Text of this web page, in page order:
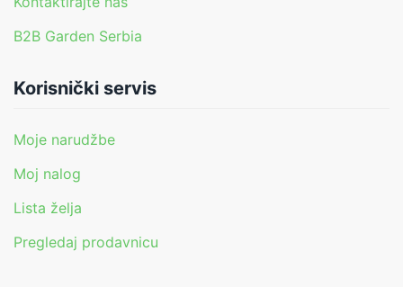
B2B Garden Serbia
Korisnički servis
Moje narudžbe
Moj nalog
Lista želja
Pregledaj prodavnicu